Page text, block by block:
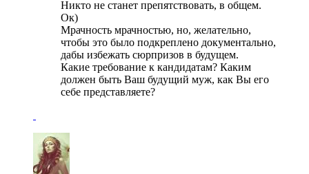
Никто не станет препятствовать, в общем.
Ок)
Мрачность мрачностью, но, желательно,
чтобы это было подкреплено документально,
дабы избежать сюрпризов в будущем.
Какие требование к кандидатам? Каким
должен быть Ваш будущий муж, как Вы его
себе представляете?